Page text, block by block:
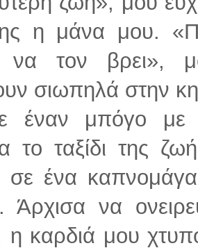
η μάνα μου.
να τον βρει»,
σιωπηλά στην
έναν μπόγο με
το ταξίδι της
σε ένα
Άρχισα να
καρδιά μου